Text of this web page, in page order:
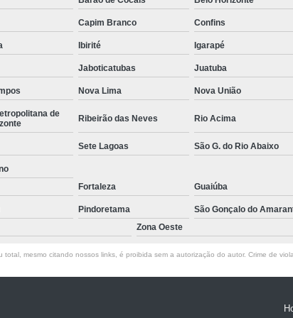
Empresa de Rastreamento de
Empresa de
Empresa de
Rastreamento de Veículos
Rastreamento para Carros
Detector
Detector de Fadiga para Motorista
Sensor de Fadiga e Distração
Sensor de Fadiga Vw
Sensor
Camera Gravadora
Cameras para Veiculos com
Capim Branco Confins
Ibirité Igarapé
Jaboticatubas Juatuba
Nova Lima Nova União
de
Ribeirão das Neves Rio Acima
Sete Lagoas São G. do Rio Abaixo
Fortaleza Guaiúba
Pindoretama São Gonçalo do
Zona Oeste
mesmo citando nossos links, é proibida sem a autorização do autor. Crime de